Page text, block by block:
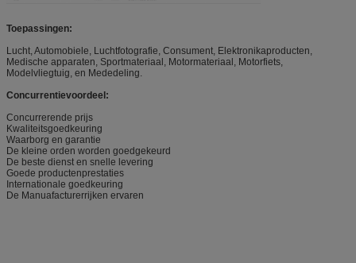
Toepassingen:
Lucht, Automobiele, Luchtfotografie, Consument, Elektronikaproducten,
Medische apparaten, Sportmateriaal, Motormateriaal, Motorfiets,
Modelvliegtuig, en Mededeling.
Concurrentievoordeel:
Concurrerende prijs
Kwaliteitsgoedkeuring
Waarborg en garantie
De kleine orden worden goedgekeurd
De beste dienst en snelle levering
Goede productenprestaties
Internationale goedkeuring
De Manuafacturerrijken ervaren